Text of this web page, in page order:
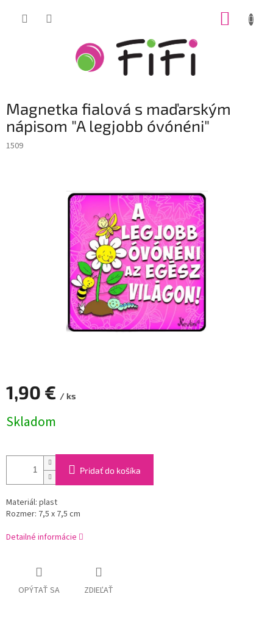
Magnetka fialová s maďarským
nápisom "A legjobb óvónéni"
1509
1,90 € / ks
cena:
Skladom
Pridať do košíka
Materiál: plast
Rozmer: 7,5 x 7,5 cm
Detailné informácie
OPÝTAŤ SA ZDIEĽAŤ